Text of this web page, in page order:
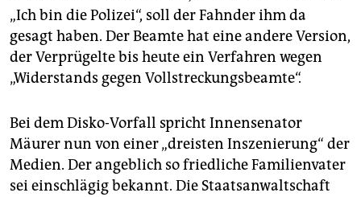
„Ich bin die Polizei“, soll der Fahnder ihm da
gesagt haben. Der Beamte hat eine andere Version,
der Verprügelte bis heute ein Verfahren wegen
„Widerstands gegen Vollstreckungsbeamte“.
Bei dem Disko-Vorfall spricht Innensenator
Mäurer nun von einer „dreisten Inszenierung“ der
Medien. Der angeblich so friedliche Familienvater
sei einschlägig bekannt. Die Staatsanwaltschaft